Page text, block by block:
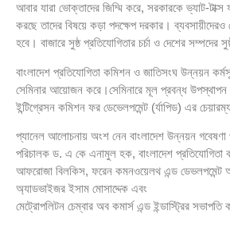
আবার যারা ভোক্তাদের জিম্মি করে, সরকারকে ভ্যাট-টাক্স
করছে তাদের বিষয়ে কড়া পদক্ষেপ দরকার। ব্যবসায়ীদেরও
হবে। বাজারে সুষ্ঠ প্রতিযোগিতার চর্চা ও দেশের সম্পদের
বাংলাদেশ প্রতিযোগিতা কমিশন ও জাতিসংঘ উন্নয়ন
সেমিনার আয়োজন করে।সেমিনারে মূল প্রবন্ধ উপস্থাপন
ইন্টিগ্রেসন কমিশন ফর ডেভেলপমেন্ট (র্যাপিড) এর
প্যানেল আলোচনায় অংশ নেন বাংলাদেশ উন্নয়ন গবেষণা
পরিচালক ড. এ কে এনামুল হক, বাংলাদেশ
আফরোজা বিলকিস, ফরেন কমনওয়েলথ এন্ড ডেভলপমেন্ট
অ্যাডভাইজর ইসাম মোসাদ্দেক এবং
মেট্রোপলিটন চেম্বার অব কমার্স এন্ড ইন্ডাস্ট্রির সভাপতি